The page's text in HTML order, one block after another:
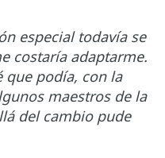
especial todavía se
costaría adaptarme.
que podía, con la
maestros de la
del cambio pude